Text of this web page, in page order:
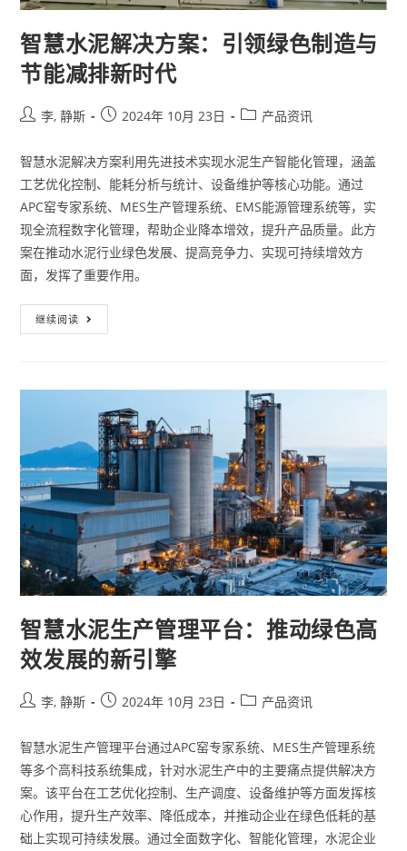
智慧水泥解决方案：引领绿色制造与
节能减排新时代
李, 静斯 2024年 10月 23日 产品资讯
智慧水泥解决方案利用先进技术实现水泥生产智能化管理，涵盖
工艺优化控制、能耗分析与统计、设备维护等核心功能。通过
APC窑专家系统、MES生产管理系统、EMS能源管理系统等，实
现全流程数字化管理，帮助企业降本增效，提升产品质量。此方
案在推动水泥行业绿色发展、提高竞争力、实现可持续增效方
面，发挥了重要作用。
继续阅读
智慧水泥生产管理平台：推动绿色高
效发展的新引擎
李, 静斯 2024年 10月 23日 产品资讯
智慧水泥生产管理平台通过APC窑专家系统、MES生产管理系统
等多个高科技系统集成，针对水泥生产中的主要痛点提供解决方
案。该平台在工艺优化控制、生产调度、设备维护等方面发挥核
心作用，提升生产效率、降低成本，并推动企业在绿色低耗的基
础上实现可持续发展。通过全面数字化、智能化管理，水泥企业